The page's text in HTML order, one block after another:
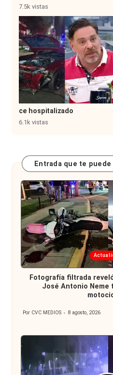
7.5k vistas
ce hospitalizado
6.1k vistas
Entrada que te
Publicada
en
Fotografía filtrada
José Antonio Neme
Por CVC MEDIOS 8 agosto, 2026